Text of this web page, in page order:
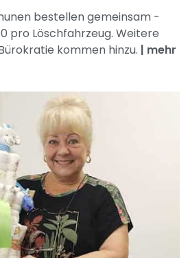
bestellen gemeinsam -
pro Löschfahrzeug. Weitere
kommen hinzu. | mehr